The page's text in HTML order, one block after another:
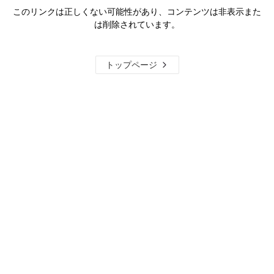
このリンクは正しくない可能性があり、コンテンツは非表示また
は削除されています。
トップページ